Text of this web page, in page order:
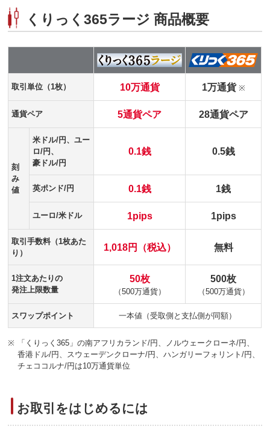
くりっく365ラージ 商品概要
取引単位（1枚） 10万通貨 1万通貨※
通貨ペア 5通貨ペア 28通貨ペア
刻
み
値
米ドル/円、ユー
ロ/円、
豪ドル/円
0.1銭 0.5銭
英ポンド/円 0.1銭 1銭
ユーロ/米ドル 1pips 1pips
取引手数料（1枚あた
り）
1,018円（税込） 無料
1注文あたりの
発注上限数量
50枚
（500万通貨）
500枚
（500万通貨）
スワップポイント 一本値（受取側と支払側が同額）
※
「くりっく365」の南アフリカランド/円、ノルウェークローネ/円、
香港ドル/円、スウェーデンクローナ/円、ハンガリーフォリント/円、
チェココルナ/円は10万通貨単位
お取引をはじめるには